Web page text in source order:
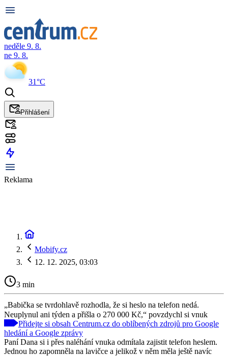
neděle 9. 8.
ne 9. 8.
31°C
Přihlášení
Reklama
Mobify.cz
12. 12. 2025, 03:03
3 min
„Babička se tvrdohlavě rozhodla, že si heslo na telefon nedá.
Neuplynul ani týden a přišla o 270 000 Kč,“ povzdychl si vnuk
Přidejte si obsah Centrum.cz do oblíbených zdrojů pro Google
hledání a Google zprávy
Paní Dana si i přes naléhání vnuka odmítala zajistit telefon heslem.
Jednou ho zapomněla na lavičce a jelikož v něm měla ještě navíc